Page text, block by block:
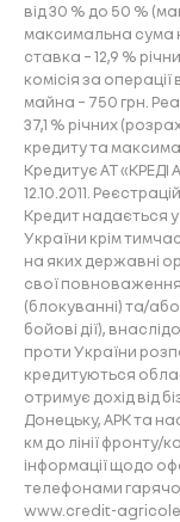
від 30 % до 50 %
максимальна сума
ставка – 12,9 %
комісія за
майна – 750 грн.
37,1 % річних
кредиту та
Кредитує АТ «КРЕДІ
12.10.2011.
Кредит надається у
України крім
на яких державні
свої
(блокуванні) та/
бойові дії),
проти України
кредитуються
отримує дохід від
Донецьку, АРК та
км до лінії
інформації щодо
телефонами
www.credit-